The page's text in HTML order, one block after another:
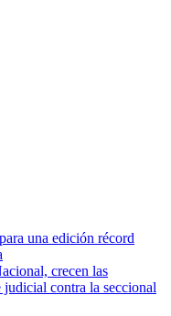
una edición récord
crecen las
judicial contra la seccional